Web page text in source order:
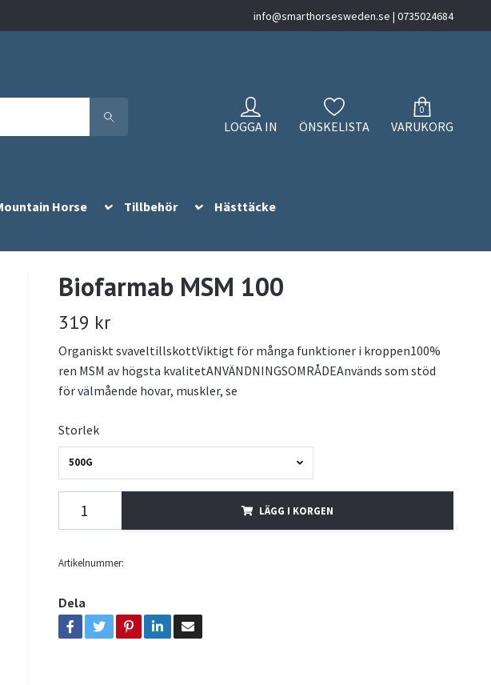
info@smarthorsesweden.se | 0735024684
LOGGA IN ÖNSKELISTA
0
VARUKORG
Horse Tillbehör Hästtäcke
Biofarmab MSM 100
319 kr
Organiskt svaveltillskottViktigt för många funktioner i kroppen100%
ren MSM av högsta kvalitetANVÄNDNINGSOMRÅDEAnvänds som stöd
för välmående hovar, muskler, se
Storlek
500G
LÄGG I KORGEN
Artikelnummer:
Dela